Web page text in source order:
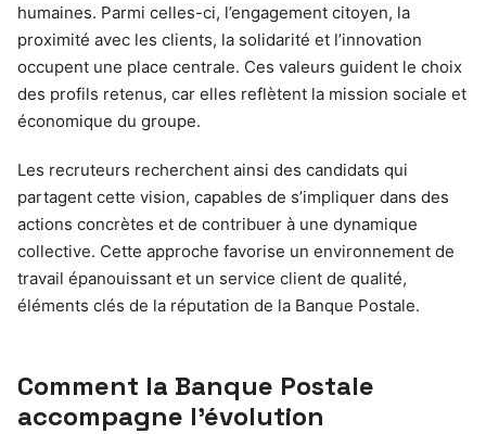
humaines. Parmi celles-ci, l’engagement citoyen, la
proximité avec les clients, la solidarité et l’innovation
occupent une place centrale. Ces valeurs guident le choix
des profils retenus, car elles reflètent la mission sociale et
économique du groupe.
Les recruteurs recherchent ainsi des candidats qui
partagent cette vision, capables de s’impliquer dans des
actions concrètes et de contribuer à une dynamique
collective. Cette approche favorise un environnement de
travail épanouissant et un service client de qualité,
éléments clés de la réputation de la Banque Postale.
Comment la Banque Postale
accompagne l’évolution